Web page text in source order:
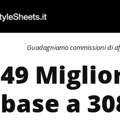
Guadagniamo commissioni di
49
base a